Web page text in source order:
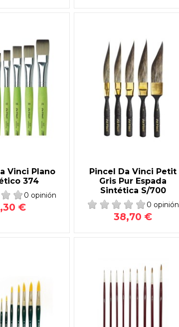
Vinci Plano
374
0 opinión
€
Pincel Da Vinci Petit
Gris Pur Espada
Sintética S/700
0 opinión
38,70 €